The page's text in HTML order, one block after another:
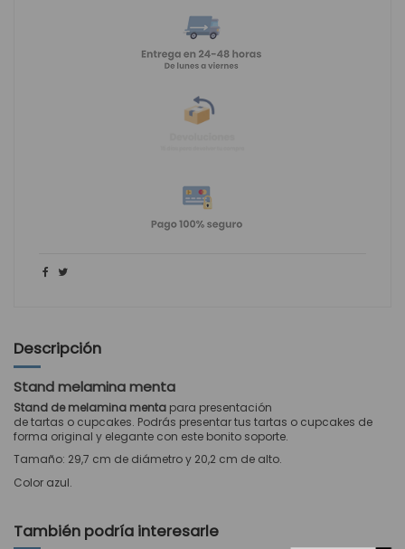
Descripción
Stand melamina menta
Stand de melamina menta para presentación
de tartas o cupcakes. Podrás presentar tus tartas o cupcakes de
forma original y elegante con este bonito soporte.
Tamaño: 29,7 cm de diámetro y 20,2 cm de alto.
Color azul.
También podría interesarle